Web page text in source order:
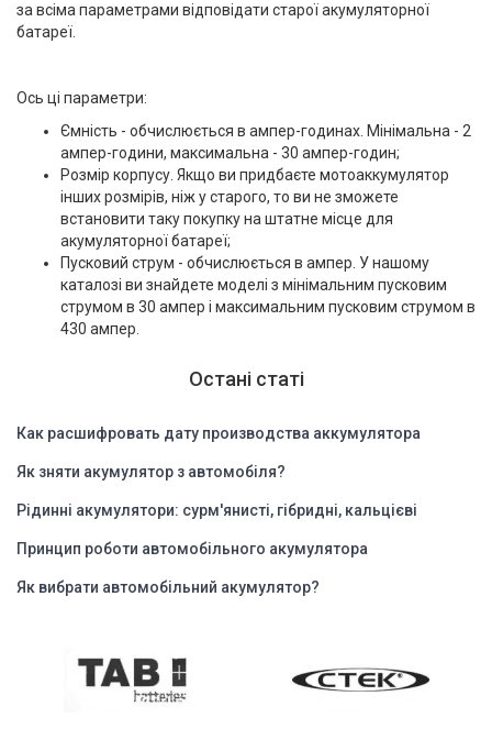
за всіма параметрами відповідати старої акумуляторної
батареї.
Ось ці параметри:
Ємність - обчислюється в ампер-годинах. Мінімальна - 2
ампер-години, максимальна - 30 ампер-годин;
Розмір корпусу. Якщо ви придбаєте мотоаккумулятор
інших розмірів, ніж у старого, то ви не зможете
встановити таку покупку на штатне місце для
акумуляторної батареї;
Пусковий струм - обчислюється в ампер. У нашому
каталозі ви знайдете моделі з мінімальним пусковим
струмом в 30 ампер і максимальним пусковим струмом в
430 ампер.
Остані статі
Как расшифровать дату производства аккумулятора
Як зняти акумулятор з автомобіля?
Рідинні акумулятори: сурм'янисті, гібридні, кальцієві
Принцип роботи автомобільного акумулятора
Як вибрати автомобільний акумулятор?